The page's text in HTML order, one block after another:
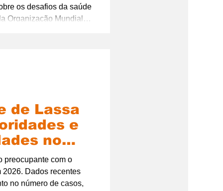
os desafios da saúde
Organização Mundial
de Lassa
e
no
da
preocupante com o
2026. Dados recentes
no número de casos,